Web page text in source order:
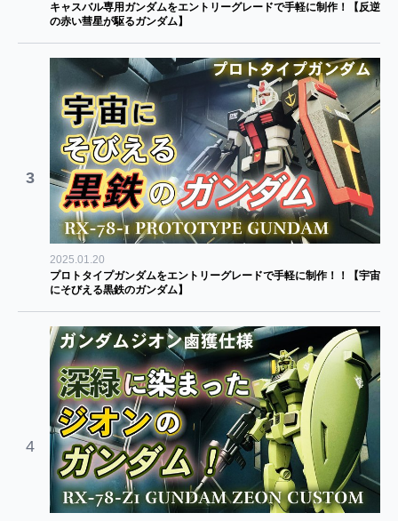
キャスバル専用ガンダムをエントリーグレードで手軽に制作！【反逆
の赤い彗星が駆るガンダム】
3
2025.01.20
プロトタイプガンダムをエントリーグレードで手軽に制作！！【宇宙
にそびえる黒鉄のガンダム】
4